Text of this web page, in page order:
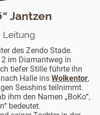
Jantzen
Leitung
des Zendo Stade.
im Diamantweg in
tiefer Stille führte ihn
Halle ins Wolkentor,
Sesshins teilnimmt.
ihm den Namen „BoKo“,
bedeutet.